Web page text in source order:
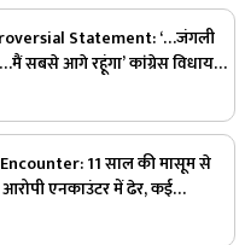
Statement: ‘…जंगली
सबसे आगे रहूंगा’ कांग्रेस विधायक
हो रहा वीडियो
11 साल की मासूम से
आरोपी एनकाउंटर में ढेर, कई